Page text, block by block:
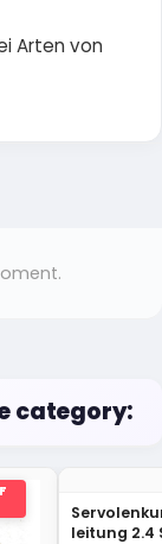
Arten von
category:
leitung 2.4